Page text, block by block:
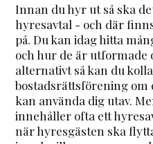
Innan du hyr ut så ska
hyresavtal - och där
på. Du kan idag hitta
och hur de är
alternativt så kan du
bostadsrättsförening
kan använda dig utav.
innehåller ofta ett
när hyresgästen ska